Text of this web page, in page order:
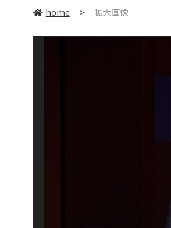
home > 拡大画像